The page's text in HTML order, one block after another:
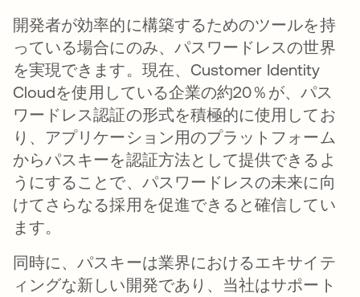
開発者が効率的に構築するためのツールを持
っている場合にのみ、パスワードレスの世界
を実現できます。現在、Customer Identity
Cloudを使用している企業の約20％が、パス
ワードレス認証の形式を積極的に使用してお
り、アプリケーション用のプラットフォーム
からパスキーを認証方法として提供できるよ
うにすることで、パスワードレスの未来に向
けてさらなる採用を促進できると確信してい
ます。
同時に、パスキーは業界におけるエキサイテ
ィングな新しい開発であり、当社はサポート